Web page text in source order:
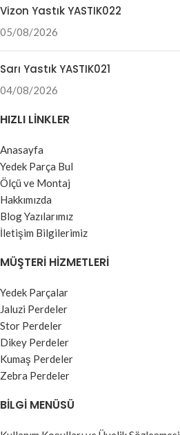
Vizon Yastık YASTIK022
05/08/2026
Sarı Yastık YASTIK021
04/08/2026
HIZLI LINKLER
Anasayfa
Yedek Parça Bul
Ölçü ve Montaj
Hakkımızda
Blog Yazılarımız
İletişim Bilgilerimiz
MÜŞTERI HIZMETLERI
Yedek Parçalar
Jaluzi Perdeler
Stor Perdeler
Dikey Perdeler
Kumaş Perdeler
Zebra Perdeler
BILGI MENÜSÜ